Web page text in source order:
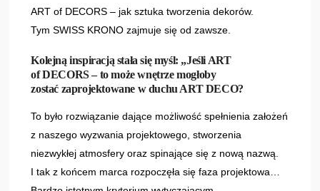
ART of DECORS – jak sztuka tworzenia dekorów.
Tym SWISS KRONO zajmuje się od zawsze.
Kolejną inspiracją stała się myśl: „Jeśli ART
of DECORS – to może wnętrze mogłoby
zostać zaprojektowane w duchu ART DECO?
To było rozwiązanie dające możliwość spełnienia założeń
z naszego wyzwania projektowego, stworzenia
niezwykłej atmosfery oraz spinające się z nową nazwą.
I tak z końcem marca rozpoczęła się faza projektowa…